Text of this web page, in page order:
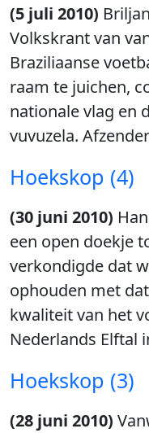
(5 juli 2010)
Volkskrant van
Braziliaanse
raam te juichen,
nationale vlag en
vuvuzela.
Hoekskop (4)
(30 juni 2010)
een open doekje
verkondigde dat
ophouden met
kwaliteit van het
Nederlands Elftal
Hoekskop (3)
(28 juni 2010)